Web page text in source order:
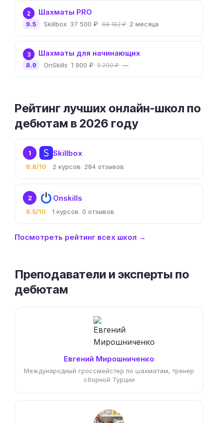
2 Шахматы PRO
Skillbox 37 500 ₽ 68 182 ₽ 2 месяца
9.5
3 Шахматы для начинающих
OnSkills 1 900 ₽ 5 200 ₽ —
8.9
Рейтинг лучших онлайн-школ по
дебютам в 2026 году
1 Skillbox
9.8/10 2 284
2 Onskills
8.5/10 1 0
Посмотреть рейтинг всех школ →
Преподаватели и эксперты по
дебютам
Евгений Мирошниченко
Международный гроссмейстер по шахматам, тренер
сборной Турции